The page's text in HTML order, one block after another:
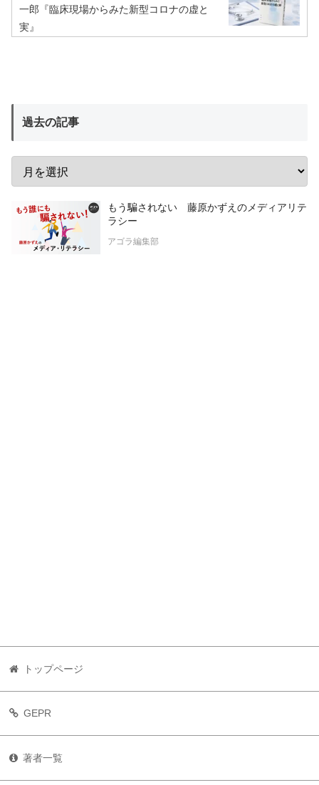
一郎『臨床現場からみた新型コロナの虚と
実』
過去の記事
もう騙されない 藤原かずえのメディアリテ
ラシー
アゴラ編集部
トップページ
GEPR
著者一覧